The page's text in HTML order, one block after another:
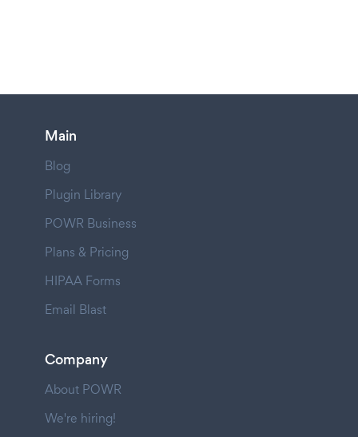
Main
Blog
Plugin Library
POWR Business
Plans & Pricing
HIPAA Forms
Email Blast
Company
About POWR
We're hiring!